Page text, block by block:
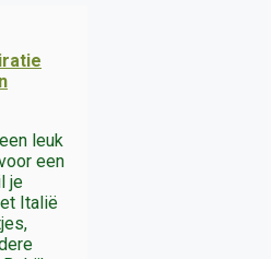
leuk
een
je
Italië